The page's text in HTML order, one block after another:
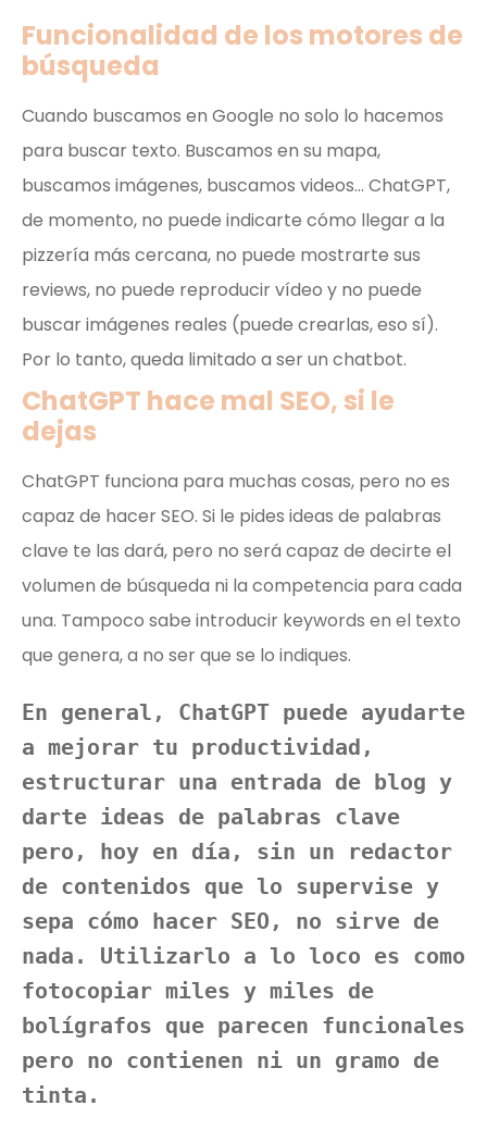
Funcionalidad de los motores de
búsqueda
Cuando buscamos en Google no solo lo hacemos
para buscar texto. Buscamos en su mapa,
buscamos imágenes, buscamos videos… ChatGPT,
de momento, no puede indicarte cómo llegar a la
pizzería más cercana, no puede mostrarte sus
reviews, no puede reproducir vídeo y no puede
buscar imágenes reales (puede crearlas, eso sí).
Por lo tanto, queda limitado a ser un chatbot.
ChatGPT hace mal SEO, si le
dejas
ChatGPT funciona para muchas cosas, pero no es
capaz de hacer SEO. Si le pides ideas de palabras
clave te las dará, pero no será capaz de decirte el
volumen de búsqueda ni la competencia para cada
una. Tampoco sabe introducir keywords en el texto
que genera, a no ser que se lo indiques.
En general, ChatGPT puede ayudarte
a mejorar tu productividad,
estructurar una entrada de blog y
darte ideas de palabras clave
pero, hoy en día, sin un redactor
de contenidos que lo supervise y
sepa cómo hacer SEO, no sirve de
nada. Utilizarlo a lo loco es como
fotocopiar miles y miles de
bolígrafos que parecen funcionales
pero no contienen ni un gramo de
tinta.